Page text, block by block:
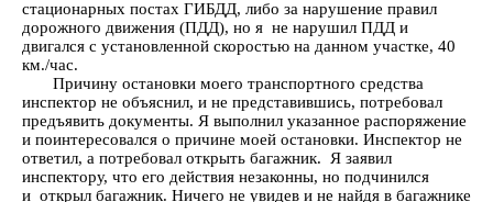
стационарных постах ГИБДД, либо за нарушение правил
дорожного движения (ПДД), но я не нарушил ПДД и
двигался с установленной скоростью на данном участке, 40
км./час.
Причину остановки моего транспортного средства
инспектор не объяснил, и не представившись, потребовал
предъявить документы. Я выполнил указанное распоряжение
и поинтересовался о причине моей остановки. Инспектор не
ответил, а потребовал открыть багажник. Я заявил
инспектору, что его действия незаконны, но подчинился
и открыл багажник. Ничего не увидев и не найдя в багажнике